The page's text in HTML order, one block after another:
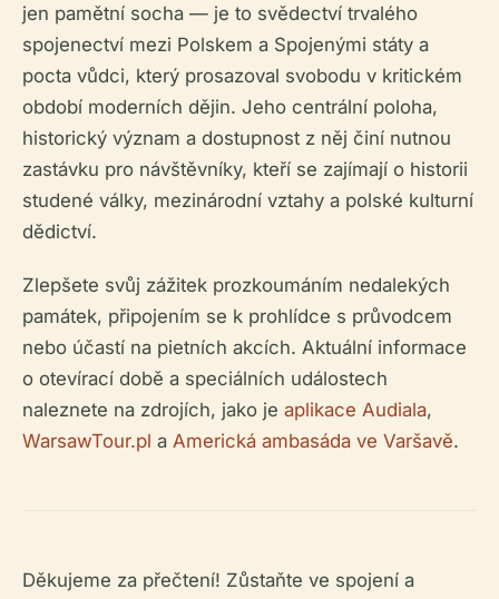
jen pamětní socha — je to svědectví trvalého
spojenectví mezi Polskem a Spojenými státy a
pocta vůdci, který prosazoval svobodu v kritickém
období moderních dějin. Jeho centrální poloha,
historický význam a dostupnost z něj činí nutnou
zastávku pro návštěvníky, kteří se zajímají o historii
studené války, mezinárodní vztahy a polské kulturní
dědictví.
Zlepšete svůj zážitek prozkoumáním nedalekých
památek, připojením se k prohlídce s průvodcem
nebo účastí na pietních akcích. Aktuální informace
o otevírací době a speciálních událostech
naleznete na zdrojích, jako je aplikace Audiala,
WarsawTour.pl a Americká ambasáda ve Varšavě.
Děkujeme za přečtení! Zůstaňte ve spojení a